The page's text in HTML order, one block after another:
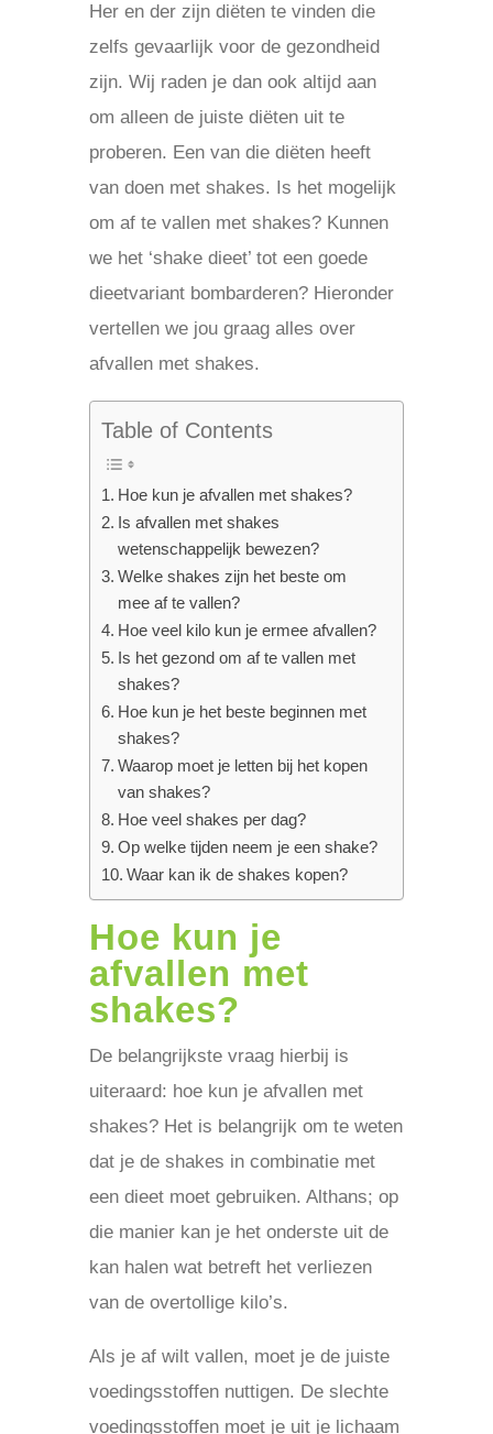
Her en der zijn diëten te vinden die
zelfs gevaarlijk voor de gezondheid
zijn. Wij raden je dan ook altijd aan
om alleen de juiste diëten uit te
proberen. Een van die diëten heeft
van doen met shakes. Is het mogelijk
om af te vallen met shakes? Kunnen
we het ‘shake dieet’ tot een goede
dieetvariant bombarderen? Hieronder
vertellen we jou graag alles over
afvallen met shakes.
Table of Contents
Hoe kun je afvallen met shakes?
Is afvallen met shakes
wetenschappelijk bewezen?
Welke shakes zijn het beste om
mee af te vallen?
Hoe veel kilo kun je ermee afvallen?
Is het gezond om af te vallen met
shakes?
Hoe kun je het beste beginnen met
shakes?
Waarop moet je letten bij het kopen
van shakes?
Hoe veel shakes per dag?
Op welke tijden neem je een shake?
Waar kan ik de shakes kopen?
Hoe kun je
afvallen met
shakes?
De belangrijkste vraag hierbij is
uiteraard: hoe kun je afvallen met
shakes? Het is belangrijk om te weten
dat je de shakes in combinatie met
een dieet moet gebruiken. Althans; op
die manier kan je het onderste uit de
kan halen wat betreft het verliezen
van de overtollige kilo’s.
Als je af wilt vallen, moet je de juiste
voedingsstoffen nuttigen. De slechte
voedingsstoffen moet je uit je lichaam